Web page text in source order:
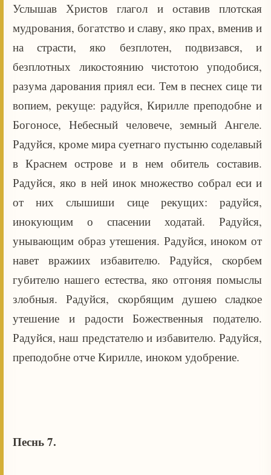
Услышав Христов глагол и оставив плотская
мудрования, богатство и славу, яко прах, вменив и
на страсти, яко безплотен, подвизався, и
безплотных ликостоянию чистотою уподобися,
разума дарования приял еси. Тем в песнех сице ти
вопием, рекуще: радуйся, Кирилле преподобне и
Богоносе, Небесный человече, земный Ангеле.
Радуйся, кроме мира суетнаго пустыню соделавый
в Краснем острове и в нем обитель составив.
Радуйся, яко в ней инок множество собрал еси и
от них слышиши сице рекущих: радуйся,
инокующим о спасении ходатай. Радуйся,
унывающим образ утешения. Радуйся, иноком от
навет вражиих избавителю. Радуйся, скорбем
губителю нашего естества, яко отгоняя помыслы
злобныя. Радуйся, скорбящим душею сладкое
утешение и радости Божественныя подателю.
Радуйся, наш предстателю и избавителю. Радуйся,
преподобне отче Кирилле, иноком удобрение.
Песнь 7.